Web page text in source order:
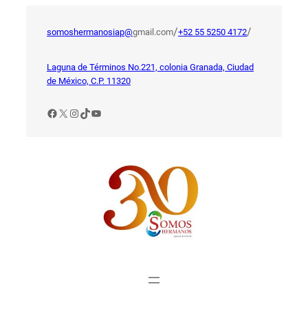
somoshermanosiap@gmail.com/+52 55 5250 4172/
Laguna de Términos No.221, colonia Granada, Ciudad
de México, C.P. 11320
Facebook
X Instagram
TikTok
YouTube